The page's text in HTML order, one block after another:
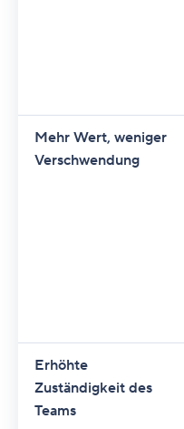
Mehr Wert, weniger
Verschwendung
Erhöhte
Zuständigkeit des
Teams